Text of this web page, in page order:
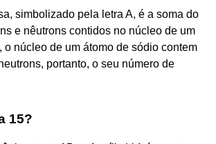
simbolizado pela letra A, é a soma do
e nêutrons contidos no núcleo de um
o núcleo de um átomo de sódio contem
portanto, o seu número de
15?